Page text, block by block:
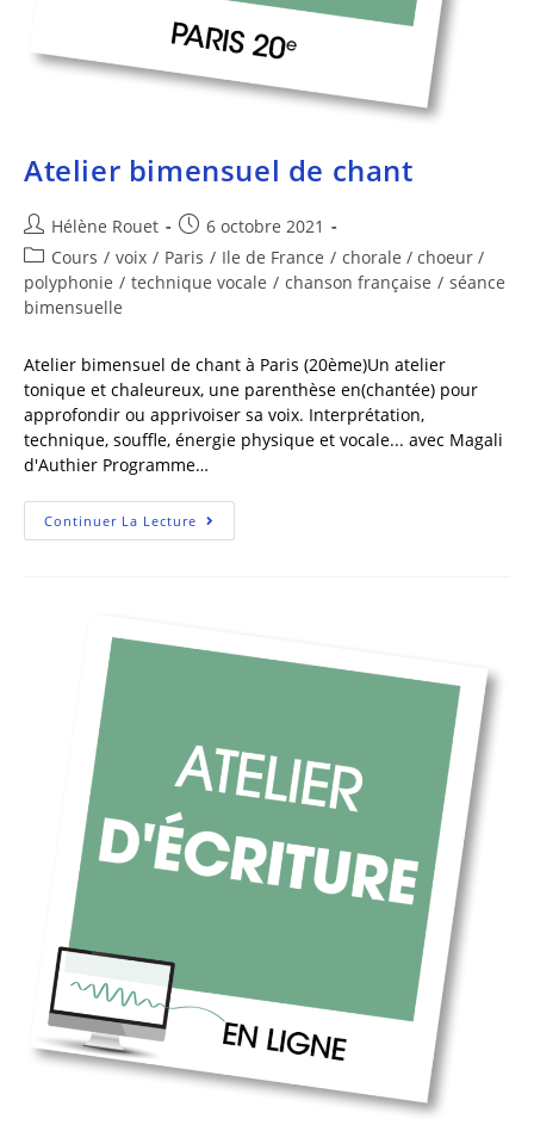
Atelier bimensuel de chant
Hélène Rouet
6 octobre 2021
Cours / voix / Paris / Ile de France / chorale / choeur /
polyphonie / technique vocale / chanson française / séance
bimensuelle
Atelier bimensuel de chant à Paris (20ème)Un atelier
tonique et chaleureux, une parenthèse en(chantée) pour
approfondir ou apprivoiser sa voix. Interprétation,
technique, souffle, énergie physique et vocale... avec Magali
d'Authier Programme…
Continuer La Lecture